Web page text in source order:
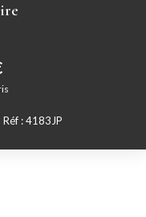
Réf : 4183JP